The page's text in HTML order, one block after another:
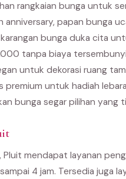
rangkaian bunga untuk
papan bunga
bunga duka cita
tanpa biaya
untuk dekorasi ruang
untuk hadiah
bunga segar pilihan yang
mendapat layanan
4 jam. Tersedia juga